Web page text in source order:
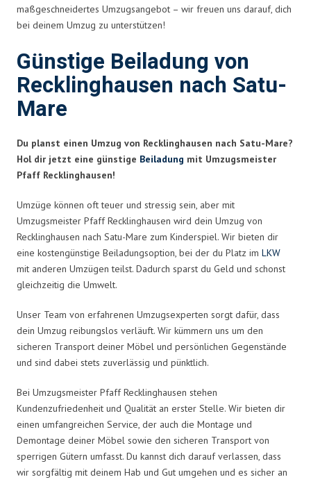
maßgeschneidertes Umzugsangebot – wir freuen uns darauf, dich
bei deinem Umzug zu unterstützen!
Günstige Beiladung von
Recklinghausen nach Satu-
Mare
Du planst einen Umzug von Recklinghausen nach Satu-Mare?
Hol dir jetzt eine günstige Beiladung mit Umzugsmeister
Pfaff Recklinghausen!
Umzüge können oft teuer und stressig sein, aber mit
Umzugsmeister Pfaff Recklinghausen wird dein Umzug von
Recklinghausen nach Satu-Mare zum Kinderspiel. Wir bieten dir
eine kostengünstige Beiladungsoption, bei der du Platz im LKW
mit anderen Umzügen teilst. Dadurch sparst du Geld und schonst
gleichzeitig die Umwelt.
Unser Team von erfahrenen Umzugsexperten sorgt dafür, dass
dein Umzug reibungslos verläuft. Wir kümmern uns um den
sicheren Transport deiner Möbel und persönlichen Gegenstände
und sind dabei stets zuverlässig und pünktlich.
Bei Umzugsmeister Pfaff Recklinghausen stehen
Kundenzufriedenheit und Qualität an erster Stelle. Wir bieten dir
einen umfangreichen Service, der auch die Montage und
Demontage deiner Möbel sowie den sicheren Transport von
sperrigen Gütern umfasst. Du kannst dich darauf verlassen, dass
wir sorgfältig mit deinem Hab und Gut umgehen und es sicher an